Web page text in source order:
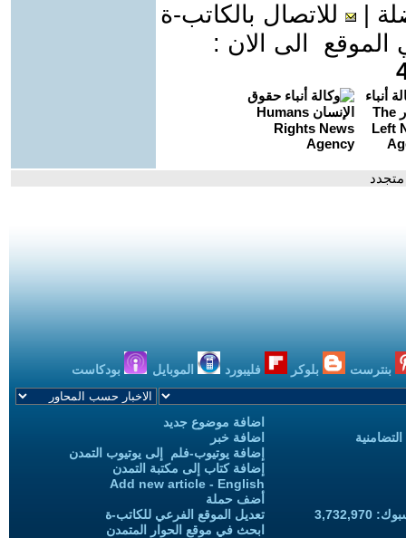
للاتصال بالكاتب-ة
الى الان :
بنترست بلوكر فليبورد الموبايل بودكاست
اضافة موضوع جديد
اضافة خبر
إضافة يوتيوب-فلم إلى يوتيوب التمدن
إضافة كتاب إلى مكتبة التمدن
Add new article - English
أضف حملة
تعديل الموقع الفرعي للكاتب-ة
ابحث في موقع الحوار المتمدن